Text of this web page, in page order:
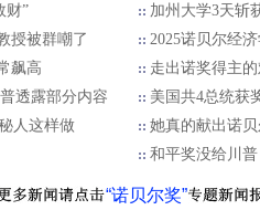
财”
加州大学3天斩
授被群嘲了
2025诺贝尔经
飙高
走出诺奖得主
透露部分内容
美国共4总统获
人这样做
她真的献出诺
和平奖没给川
“诺贝尔奖”